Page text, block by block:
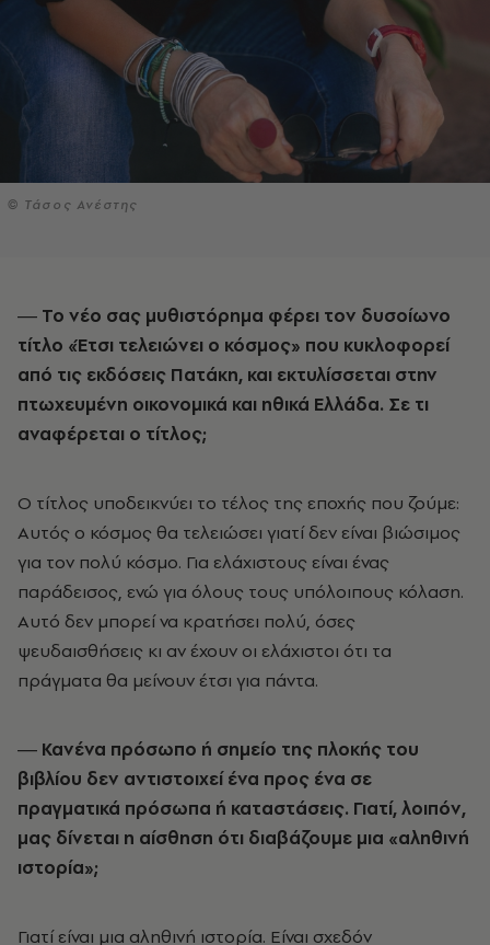
© Τάσος Ανέστης
― Το νέο σας μυθιστόρημα φέρει τον δυσοίωνο
τίτλο «Έτσι τελειώνει ο κόσμος» που κυκλοφορεί
από τις εκδόσεις Πατάκη, και εκτυλίσσεται στην
πτωχευμένη οικονομικά και ηθικά Ελλάδα. Σε τι
αναφέρεται ο τίτλος;
Ο τίτλος υποδεικνύει το τέλος της εποχής που ζούμε:
Αυτός ο κόσμος θα τελειώσει γιατί δεν είναι βιώσιμος
για τον πολύ κόσμο. Για ελάχιστους είναι ένας
παράδεισος, ενώ για όλους τους υπόλοιπους κόλαση.
Αυτό δεν μπορεί να κρατήσει πολύ, όσες
ψευδαισθήσεις κι αν έχουν οι ελάχιστοι ότι τα
πράγματα θα μείνουν έτσι για πάντα.
― Κανένα πρόσωπο ή σημείο της πλοκής του
βιβλίου δεν αντιστοιχεί ένα προς ένα σε
πραγματικά πρόσωπα ή καταστάσεις. Γιατί, λοιπόν,
μας δίνεται η αίσθηση ότι διαβάζουμε μια «αληθινή
ιστορία»;
Γιατί είναι μια αληθινή ιστορία. Είναι σχεδόν